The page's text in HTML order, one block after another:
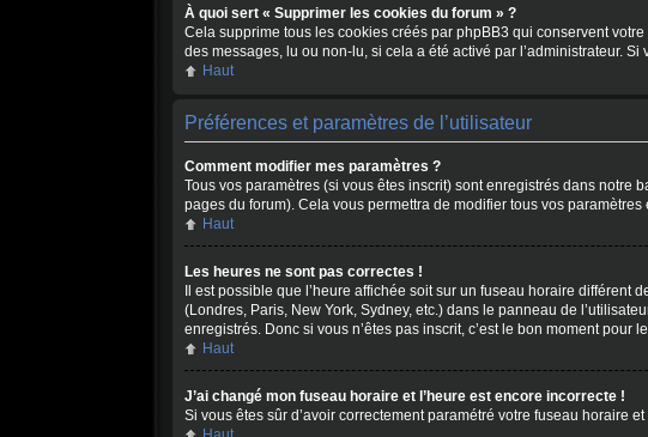
À quoi sert « Supprimer les cookies du forum » ?
Cela supprime tous les cookies créés par phpBB3 qui conservent
des messages, lu ou non-lu, si cela a été activé par l’administrateur.
Haut
Préférences et paramètres de l’utilisateur
Comment modifier mes paramètres ?
Tous vos paramètres (si vous êtes inscrit) sont enregistrés dans notre
pages du forum). Cela vous permettra de modifier tous vos paramètres
Haut
Les heures ne sont pas correctes !
Il est possible que l’heure affichée soit sur un fuseau horaire différent
(Londres, Paris, New York, Sydney, etc.) dans le panneau de
enregistrés. Donc si vous n’êtes pas inscrit, c’est le bon moment pour le
Haut
J’ai changé mon fuseau horaire et l’heure est encore incorrecte !
Si vous êtes sûr d’avoir correctement paramétré votre fuseau horaire